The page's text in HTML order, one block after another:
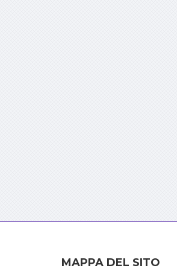
MAPPA DEL SITO